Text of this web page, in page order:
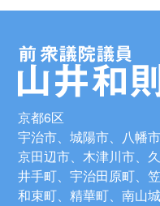
京都6区
宇治市、城陽市、八幡市
京田辺市、木津川市、久
井手町、宇治田原町、笠
和束町、精華町、南山